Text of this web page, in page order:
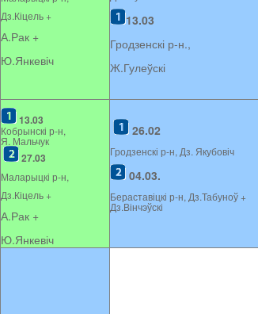
Дз.Кіцель +
А.Рак +
Ю.Янкевіч
13.03
Гродзенскі р-н.,
Ж.Гулеўскі
13.03
Кобрынскі р-н,
Я. Мальчук
27.03
Маларыцкі р-н,
Дз.Кіцель +
А.Рак +
Ю.Янкевіч
26.02
Гродзенскі р-н, Дз. Якубовіч
04.03.
Бераставіцкі р-н, Дз.Табуноў +
Дз.Вінчэўскі